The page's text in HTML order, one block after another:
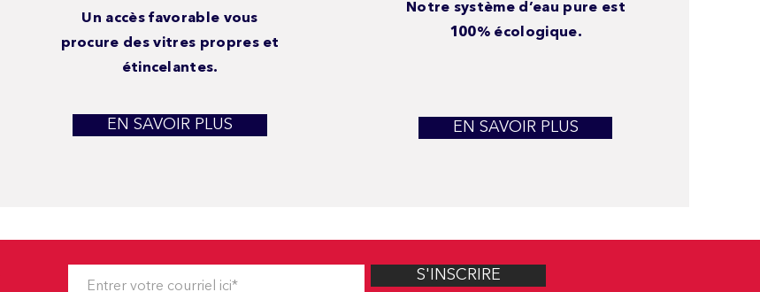
Un accès favorable vous
procure des vitres propres et
étincelantes.
EN SAVOIR PLUS
Notre système d’eau pure est
100% écologique.
EN SAVOIR PLUS
S'INSCRIRE